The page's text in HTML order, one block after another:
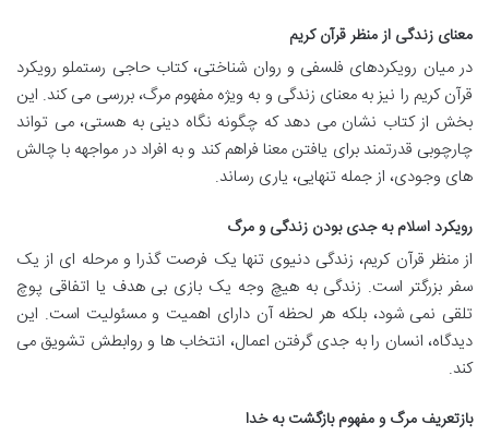
معنای زندگی از منظر قرآن کریم
در میان رویکردهای فلسفی و روان شناختی، کتاب حاجی رستملو رویکرد
قرآن کریم را نیز به معنای زندگی و به ویژه مفهوم مرگ، بررسی می کند. این
بخش از کتاب نشان می دهد که چگونه نگاه دینی به هستی، می تواند
چارچوبی قدرتمند برای یافتن معنا فراهم کند و به افراد در مواجهه با چالش
های وجودی، از جمله تنهایی، یاری رساند.
رویکرد اسلام به جدی بودن زندگی و مرگ
از منظر قرآن کریم، زندگی دنیوی تنها یک فرصت گذرا و مرحله ای از یک
سفر بزرگتر است. زندگی به هیچ وجه یک بازی بی هدف یا اتفاقی پوچ
تلقی نمی شود، بلکه هر لحظه آن دارای اهمیت و مسئولیت است. این
دیدگاه، انسان را به جدی گرفتن اعمال، انتخاب ها و روابطش تشویق می
کند.
بازتعریف مرگ و مفهوم بازگشت به خدا